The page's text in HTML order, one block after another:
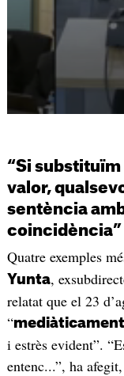
“Si
valor,
sentència
coincidència”
Quatre exemples
Yunta,
relatat que el 23
“
i estrès evident”.
entenc...”, ha